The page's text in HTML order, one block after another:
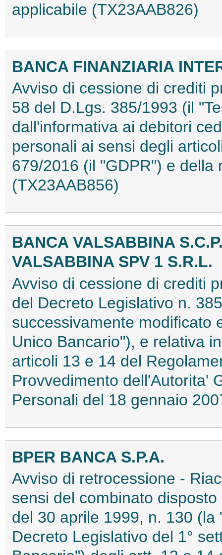
applicabile (TX23AAB826)
BANCA FINANZIARIA
Avviso di cessione di crediti
58 del D.Lgs. 385/1993 (il
dall'informativa ai debitori
personali ai sensi degli
679/2016 (il "GDPR") e
(TX23AAB856)
BANCA VALSABBINA
VALSABBINA SPV 1 S.R.L.
Avviso di cessione di crediti
del Decreto Legislativo n.
successivamente modificato
Unico Bancario"), e relativa
articoli 13 e 14 del
Provvedimento dell'Autorita'
Personali del 18 gennaio
BPER BANCA S.P.A.
Avviso di retrocessione -
sensi del combinato
del 30 aprile 1999, n. 130
Decreto Legislativo del 1°